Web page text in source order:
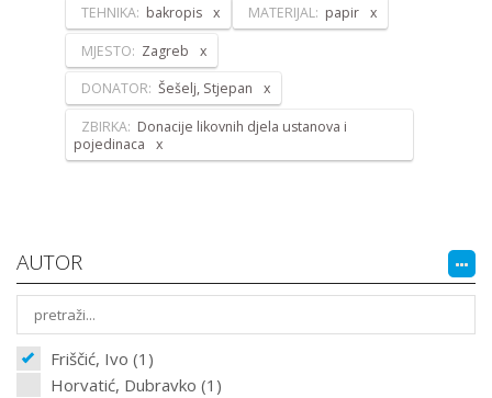
TEHNIKA: bakropis MATERIJAL: papir
MJESTO: Zagreb
DONATOR: Šešelj, Stjepan
ZBIRKA: Donacije likovnih djela ustanova i
pojedinaca
AUTOR
Friščić, Ivo (1)
Horvatić, Dubravko (1)